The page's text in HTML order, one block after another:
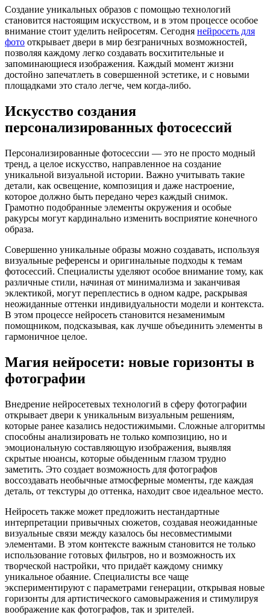
Создание уникальных образов с помощью технологий
становится настоящим искусством, и в этом процессе особое
внимание стоит уделить нейросетям. Сегодня нейросеть для
фото открывает двери в мир безграничных возможностей,
позволяя каждому легко создавать восхитительные и
запоминающиеся изображения. Каждый момент жизни
достойно запечатлеть в совершенной эстетике, и с новыми
площадками это стало легче, чем когда-либо.
Искусство создания
персонализированных фотосессий
Персонализированные фотосессии — это не просто модный
тренд, а целое искусство, направленное на создание
уникальной визуальной истории. Важно учитывать такие
детали, как освещение, композиция и даже настроение,
которое должно быть передано через каждый снимок.
Грамотно подобранные элементы окружения и особые
ракурсы могут кардинально изменить восприятие конечного
образа.
Совершенно уникальные образы можно создавать, используя
визуальные референсы и оригинальные подходы к темам
фотосессий. Специалисты уделяют особое внимание тому, как
различные стили, начиная от минимализма и заканчивая
эклектикой, могут переплестись в одном кадре, раскрывая
неожиданные оттенки индивидуальности модели и контекста.
В этом процессе нейросеть становится незаменимым
помощником, подсказывая, как лучше объединить элементы в
гармоничное целое.
Магия нейросети: новые горизонты в
фотографии
Внедрение нейросетевых технологий в сферу фотографии
открывает двери к уникальным визуальным решениям,
которые ранее казались недостижимыми. Сложные алгоритмы
способны анализировать не только композицию, но и
эмоциональную составляющую изображения, выявляя
скрытые нюансы, которые обыденным глазом трудно
заметить. Это создает возможность для фотографов
воссоздавать необычные атмосферные моменты, где каждая
деталь, от текстуры до оттенка, находит свое идеальное место.
Нейросеть также может предложить нестандартные
интерпретации привычных сюжетов, создавая неожиданные
визуальные связи между казалось бы несовместимыми
элементами. В этом контексте важным становится не только
использование готовых фильтров, но и возможность их
творческой настройки, что придаёт каждому снимку
уникальное обаяние. Специалисты все чаще
экспериментируют с параметрами генерации, открывая новые
горизонты для артистического самовыражения и стимулируя
воображение как фотографов, так и зрителей.